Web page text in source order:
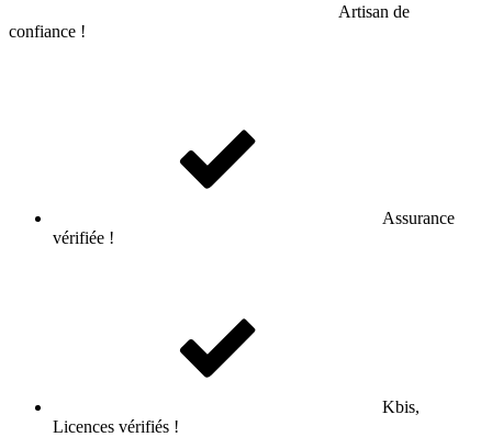
Artisan de
confiance !
Assurance
vérifiée !
Kbis,
Licences vérifiés !